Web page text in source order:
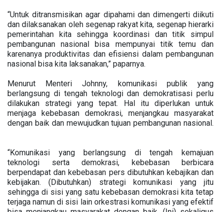
“Untuk ditransmisikan agar dipahami dan dimengerti diikuti
dan dilaksanakan oleh segenap rakyat kita, segenap hierarki
pemerintahan kita sehingga koordinasi dan titik simpul
pembangunan nasional bisa mempunyai titik temu dan
karenanya produktivitas dan efisiensi dalam pembangunan
nasional bisa kita laksanakan,” paparnya.
Menurut Menteri Johnny, komunikasi publik yang
berlangsung di tengah teknologi dan demokratisasi perlu
dilakukan strategi yang tepat. Hal itu diperlukan untuk
menjaga kebebasan demokrasi, menjangkau masyarakat
dengan baik dan mewujudkan tujuan pembangunan nasional.
“Komunikasi yang berlangsung di tengah kemajuan
teknologi serta demokrasi, kebebasan berbicara
berpendapat dan kebebasan pers dibutuhkan kebajikan dan
kebijakan. (Dibutuhkan) strategi komunikasi yang jitu
sehingga di sisi yang satu kebebasan demokrasi kita tetap
terjaga namun di sisi lain orkestrasi komunikasi yang efektif